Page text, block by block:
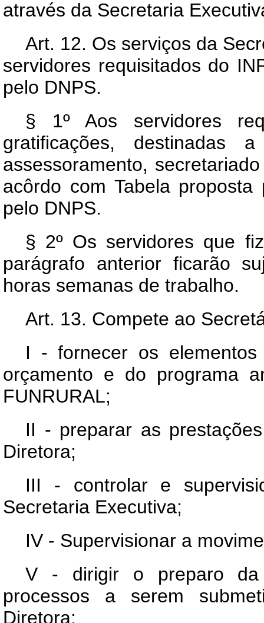
através da Secretaria
Art. 12. Os serviços da
servidores requisitados do
pelo DNPS.
§ 1º Aos servidores
gratificações, destinadas
assessoramento,
acôrdo com Tabela
pelo DNPS.
§ 2º Os servidores que
parágrafo anterior ficarão
horas semanas de trabalho.
Art. 13. Compete ao
I - fornecer os
orçamento e do programa
FUNRURAL;
II - preparar as
Diretora;
III - controlar e
Secretaria Executiva;
IV - Supervisionar a
V - dirigir o preparo da
processos a serem
Diretora;